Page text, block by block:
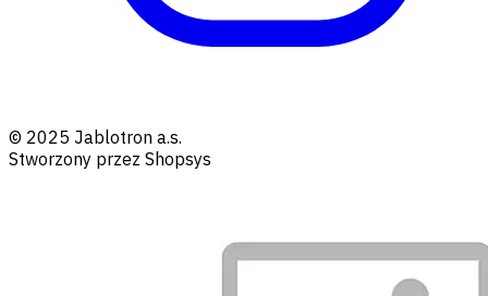
© 2025 Jablotron a.s.
Stworzony przez Shopsys